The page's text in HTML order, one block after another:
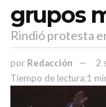
grupos
Rindió protesta
por Redacción
2
Tiempo de lectura:1